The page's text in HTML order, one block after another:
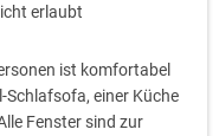
erlaubt
ist komfortabel
Schlafsofa, einer Küche
Fenster sind zur